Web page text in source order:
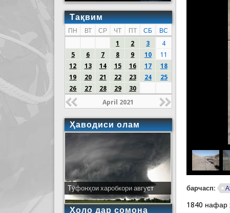
барчасп:
1840 нафар
Тақвим
ПН ВТ СР ЧТ ПТ СБ
ВС
1
2 3
4
5
6 7 8 9 10
11
12
13 14 15 16 17
18
19
20 21 22 23 24
25
26
27 28 29 30
April 2021
Ҳаводиси олам
Тӯфонҳои харобкори август
Ҳоло дар сомона